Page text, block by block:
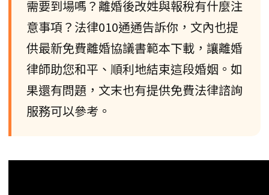
需要到場嗎？離婚後改姓與報稅有什麼注
意事項？法律010通通告訴你，文內也提
供最新免費離婚協議書範本下載，讓離婚
律師助您和平、順利地結束這段婚姻。如
果還有問題，文末也有提供免費法律諮詢
服務可以參考。